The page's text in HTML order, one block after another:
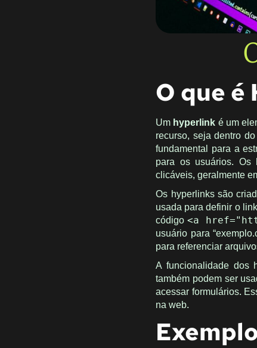
O que é
Umhyperlinké um
recurso, seja dentro
fundamental para a
para os usuários. Os
clicáveis, geralmente
Os hyperlinks são
usada para definir o
código<a
usuário para
para referenciar
A funcionalidade dos
também podem ser
acessar formulários.
na web.